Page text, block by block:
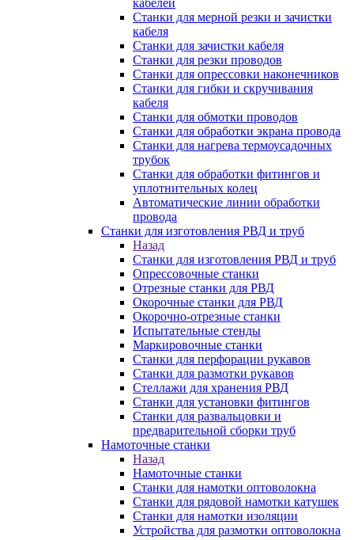
кабелей
Станки для мерной резки и зачистки
кабеля
Станки для зачистки кабеля
Станки для резки проводов
Станки для опрессовки наконечников
Станки для гибки и скручивания
кабеля
Станки для обмотки проводов
Станки для обработки экрана провода
Станки для нагрева термоусадочных
трубок
Станки для обработки фитингов и
уплотнительных колец
Автоматические линии обработки
провода
Станки для изготовления РВД и труб
Назад
Станки для изготовления РВД и труб
Опрессовочные станки
Отрезные станки для РВД
Окорочные станки для РВД
Окорочно-отрезные станки
Испытательные стенды
Маркировочные станки
Станки для перфорации рукавов
Станки для размотки рукавов
Стеллажи для хранения РВД
Станки для установки фитингов
Станки для развальцовки и
предварительной сборки труб
Намоточные станки
Назад
Намоточные станки
Станки для намотки оптоволокна
Станки для рядовой намотки катушек
Станки для намотки изоляции
Устройства для размотки оптоволокна